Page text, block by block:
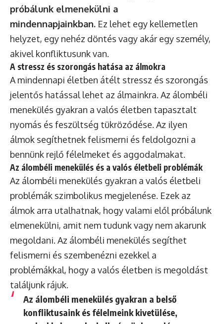
próbálunk elmenekülni a
mindennapjainkban. Ez lehet egy kellemetlen
helyzet, egy nehéz döntés vagy akár egy személy,
akivel konfliktusunk van.
A stressz és szorongás hatása az álmokra
A mindennapi életben átélt stressz és szorongás
jelentős hatással lehet az álmainkra. Az álombéli
menekülés gyakran a valós életben tapasztalt
nyomás és feszültség tükröződése. Az ilyen
álmok segíthetnek felismerni és feldolgozni a
bennünk rejlő félelmeket és aggodalmakat.
Az álombéli menekülés és a valós életbeli problémák
Az álombéli menekülés gyakran a valós életbeli
problémák szimbolikus megjelenése. Ezek az
álmok arra utalhatnak, hogy valami elől próbálunk
elmenekülni, amit nem tudunk vagy nem akarunk
megoldani. Az álombéli menekülés segíthet
felismerni és szembenézni ezekkel a
problémákkal, hogy a valós életben is megoldást
találjunk rájuk.
Az álombéli menekülés gyakran a belső
konfliktusaink és félelmeink kivetülése,